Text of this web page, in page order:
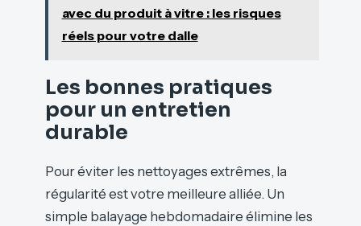
avec du produit à vitre : les risques
réels pour votre dalle
Les bonnes pratiques
pour un entretien
durable
Pour éviter les nettoyages extrêmes, la
régularité est votre meilleure alliée. Un
simple balayage hebdomadaire élimine les